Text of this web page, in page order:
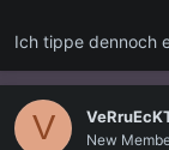
Ich tippe dennoch
V New